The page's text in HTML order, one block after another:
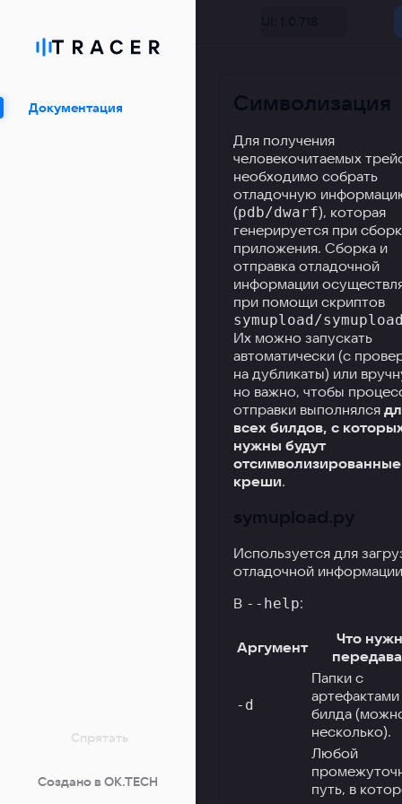
Документация
Спрятать
Создано в OK.TECH
Символизация
Для получения
человекочитаемых
необходимо собрать
отладочную
(pdb/dwarf), которая
генерируется при
приложения. Сборка и
отправка отладочной
информации
при помощи скриптов
symupload/
Их можно запускать
автоматически (с
на дубликаты) или
но важно, чтобы
отправки выполнялся
всех билдов, с
нужны будут
отсимволизированные
креши.
symupload.py
Используется для
отладочной
В --help:
Аргумент
Что
-d
Папки с
артефактами
билда
несколько).
Любой
путь, в